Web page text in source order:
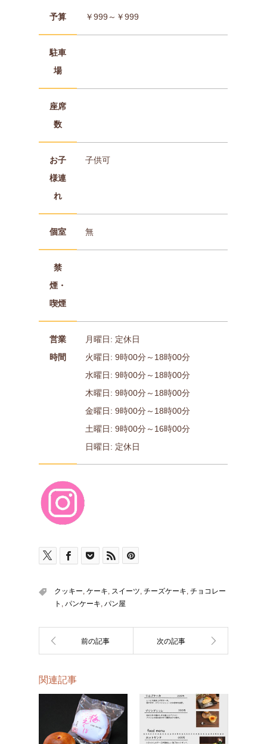
予算 ￥999～￥999
駐車
場
座席
数
お子
様連
れ
子供可
個室 無
禁
煙・
喫煙
営業
時間
月曜日: 定休日
火曜日: 9時00分～18時00分
水曜日: 9時00分～18時00分
木曜日: 9時00分～18時00分
金曜日: 9時00分～18時00分
土曜日: 9時00分～16時00分
日曜日: 定休日
クッキー ケーキ スイーツ チーズケーキ チョコレー
ト
パンケーキ パン屋
関連記事